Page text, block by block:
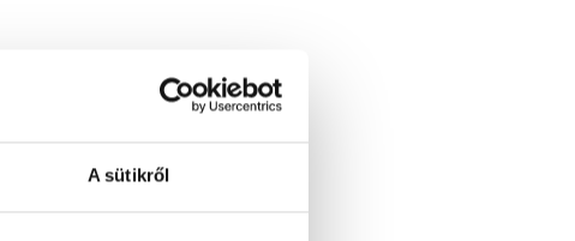
A sütikről